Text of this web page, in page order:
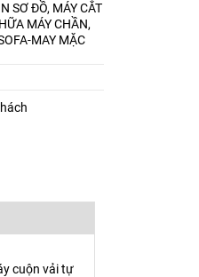
SƠ ĐỒ, MÁY CẮT
MÁY CHẦN,
MAY MẶC
cuộn vải tự